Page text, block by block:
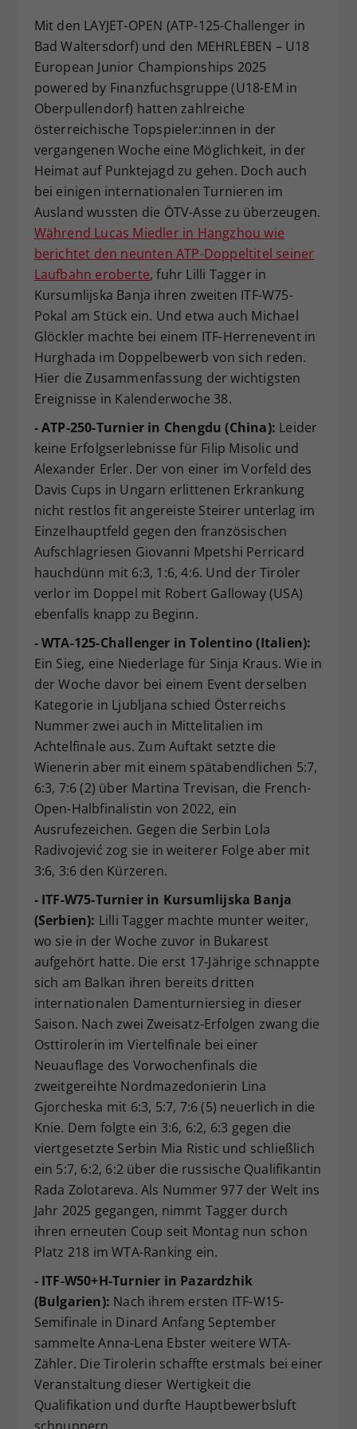
Mit den LAYJET-OPEN (ATP-125-Challenger in
Bad Waltersdorf) und den MEHRLEBEN – U18
European Junior Championships 2025
powered by Finanzfuchsgruppe (U18-EM in
Oberpullendorf) hatten zahlreiche
österreichische Topspieler:innen in der
vergangenen Woche eine Möglichkeit, in der
Heimat auf Punktejagd zu gehen. Doch auch
bei einigen internationalen Turnieren im
Ausland wussten die ÖTV-Asse zu überzeugen.
Während Lucas Miedler in Hangzhou wie
berichtet den neunten ATP-Doppeltitel seiner
Laufbahn eroberte, fuhr Lilli Tagger in
Kursumlijska Banja ihren zweiten ITF-W75-
Pokal am Stück ein. Und etwa auch Michael
Glöckler machte bei einem ITF-Herrenevent in
Hurghada im Doppelbewerb von sich reden.
Hier die Zusammenfassung der wichtigsten
Ereignisse in Kalenderwoche 38.
- ATP-250-Turnier in Chengdu (China): Leider
keine Erfolgserlebnisse für Filip Misolic und
Alexander Erler. Der von einer im Vorfeld des
Davis Cups in Ungarn erlittenen Erkrankung
nicht restlos fit angereiste Steirer unterlag im
Einzelhauptfeld gegen den französischen
Aufschlagriesen Giovanni Mpetshi Perricard
hauchdünn mit 6:3, 1:6, 4:6. Und der Tiroler
verlor im Doppel mit Robert Galloway (USA)
ebenfalls knapp zu Beginn.
- WTA-125-Challenger in Tolentino (Italien):
Ein Sieg, eine Niederlage für Sinja Kraus. Wie in
der Woche davor bei einem Event derselben
Kategorie in Ljubljana schied Österreichs
Nummer zwei auch in Mittelitalien im
Achtelfinale aus. Zum Auftakt setzte die
Wienerin aber mit einem spätabendlichen 5:7,
6:3, 7:6 (2) über Martina Trevisan, die French-
Open-Halbfinalistin von 2022, ein
Ausrufezeichen. Gegen die Serbin Lola
Radivojević zog sie in weiterer Folge aber mit
3:6, 3:6 den Kürzeren.
- ITF-W75-Turnier in Kursumlijska Banja
(Serbien): Lilli Tagger machte munter weiter,
wo sie in der Woche zuvor in Bukarest
aufgehört hatte. Die erst 17-Jährige schnappte
sich am Balkan ihren bereits dritten
internationalen Damenturniersieg in dieser
Saison. Nach zwei Zweisatz-Erfolgen zwang die
Osttirolerin im Viertelfinale bei einer
Neuauflage des Vorwochenfinals die
zweitgereihte Nordmazedonierin Lina
Gjorcheska mit 6:3, 5:7, 7:6 (5) neuerlich in die
Knie. Dem folgte ein 3:6, 6:2, 6:3 gegen die
viertgesetzte Serbin Mia Ristic und schließlich
ein 5:7, 6:2, 6:2 über die russische Qualifikantin
Rada Zolotareva. Als Nummer 977 der Welt ins
Jahr 2025 gegangen, nimmt Tagger durch
ihren erneuten Coup seit Montag nun schon
Platz 218 im WTA-Ranking ein.
- ITF-W50+H-Turnier in Pazardzhik
(Bulgarien): Nach ihrem ersten ITF-W15-
Semifinale in Dinard Anfang September
sammelte Anna-Lena Ebster weitere WTA-
Zähler. Die Tirolerin schaffte erstmals bei einer
Veranstaltung dieser Wertigkeit die
Qualifikation und durfte Hauptbewerbsluft
Zweck
Dieser Wert speichert Ihre Consent-
Einstellungen. Unter anderem eine
zufällig generierte ID, für die
historische Speicherung Ihrer
vorgenommen Einstellungen, falls der
Webseiten-Betreiber dies eingestellt
hat.